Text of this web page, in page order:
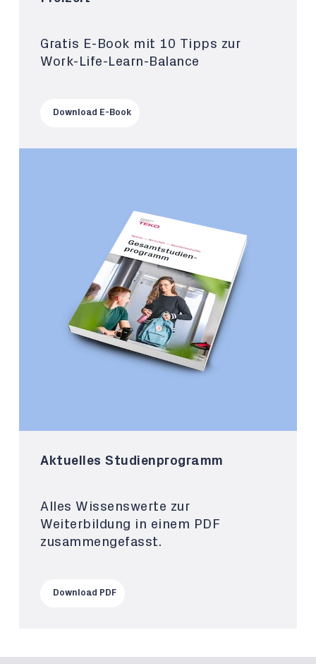
Gratis E-Book mit 10 Tipps zur
Work-Life-Learn-Balance
Download E-Book
Aktuelles Studienprogramm
Alles Wissenswerte zur
Weiterbildung in einem PDF
zusammengefasst.
Download PDF